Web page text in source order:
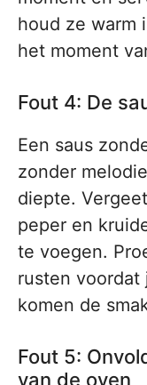
houd ze warm
het moment
Fout 4: De
Een saus
zonder
diepte.
peper en
te voegen.
rusten voordat
komen de
Fout 5:
van de oven